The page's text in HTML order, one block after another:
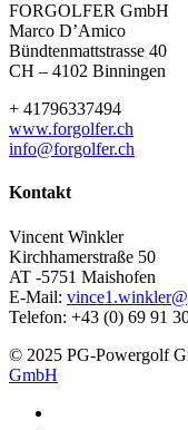
FORGOLFER GmbH
Marco D’Amico
Bündtenmattstrasse 40
CH – 4102 Binningen
+ 41796337494
www.forgolfer.ch
info@forgolfer.ch
Kontakt
Vincent Winkler
Kirchhamerstraße 50
AT -5751 Maishofen
E-Mail:
Telefon: +43 (0) 69 91
© 2025 PG-Powergolf
GmbH